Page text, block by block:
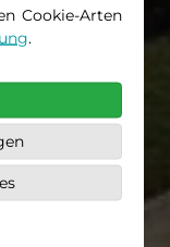
Cookie-Arten
.